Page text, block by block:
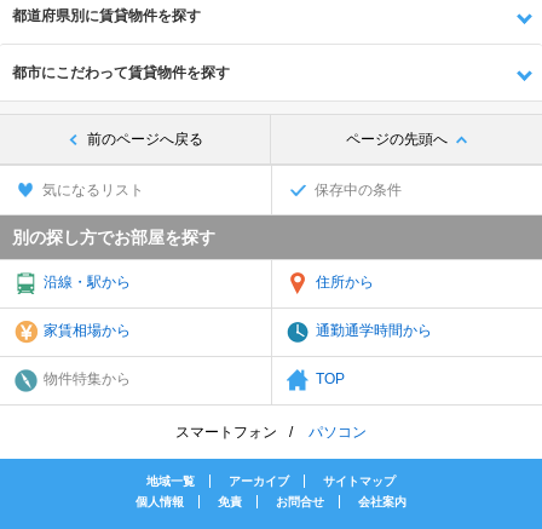
都道府県別に賃貸物件を探す
都市にこだわって賃貸物件を探す
前のページへ戻る ページの先頭へ
気になるリスト 保存中の条件
別の探し方でお部屋を探す
沿線・駅から 住所から
家賃相場から 通勤通学時間から
物件特集から TOP
スマートフォン パソコン
地域一覧 アーカイブ
サイトマップ
個人情報
免責 お問合せ 会社案内